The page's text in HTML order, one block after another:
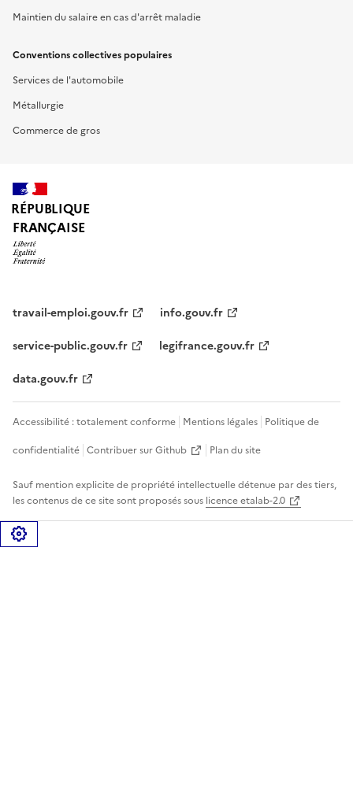
Maintien du salaire en cas d'arrêt maladie
Conventions collectives populaires
Services de l'automobile
Métallurgie
Commerce de gros
RÉPUBLIQUE
FRANÇAISE
travail-emploi.gouv.fr
info.gouv.fr
service-public.gouv.fr
legifrance.gouv.fr
data.gouv.fr
Accessibilité : totalement conforme Mentions légales Politique de
confidentialité Contribuer sur Github Plan du site
Sauf mention explicite de propriété intellectuelle détenue par des tiers,
les contenus de ce site sont proposés sous licence etalab-2.0
Gérer les cookies